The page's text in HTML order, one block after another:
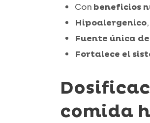
Con beneficios
Hipoalergenico
Fuente única
Fortalece el
comida